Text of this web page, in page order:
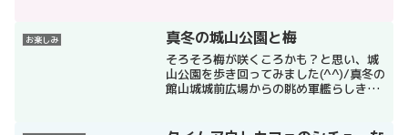
という感じでしたが、水面（みなも）に
浮かぶ葉っぱや太陽に...
お楽しみ 真冬の城山公園と梅
そろそろ梅が咲くころかも？と思い、城
山公園を歩き回ってみました(^^)/真冬の
館山城城前広場からの眺め軍艦らしき船